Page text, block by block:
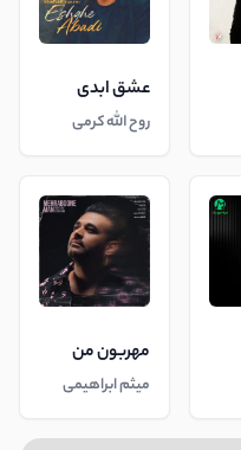
عشق ابدی
روح الله کرمی
مهربون من
میثم ابراهیمی